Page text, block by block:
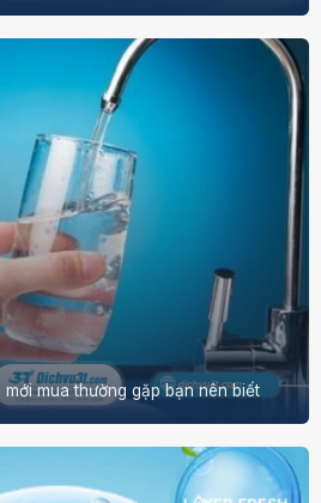
mua thường gặp bạn nên biết